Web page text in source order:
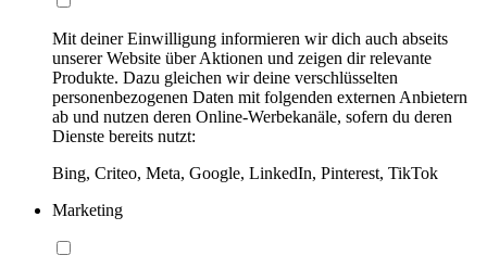
Mit deiner Einwilligung informieren wir dich auch abseits
unserer Website über Aktionen und zeigen dir relevante
Produkte. Dazu gleichen wir deine verschlüsselten
personenbezogenen Daten mit folgenden externen Anbietern
ab und nutzen deren Online-Werbekanäle, sofern du deren
Dienste bereits nutzt:
Bing, Criteo, Meta, Google, LinkedIn, Pinterest, TikTok
Marketing